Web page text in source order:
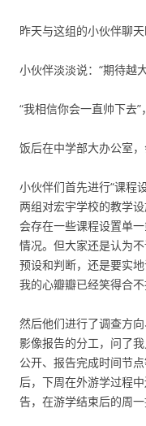
昨天与这组的小伙伴聊
小伙伴淡淡说：“期待越
“我相信你会一直帅下去”
饭后在中学部大办公室，
小伙伴们首先进行“课程
两组对宏宇学校的教学
会存在一些课程设置单
情况。但大家还是认为
预设和判断，还是要实地
我的心瓣瓣已经笑得合
然后他们进行了调查方
影像报告的分工，问了
公开、报告完成时间节
后，下周在外游学过程
告，在游学结束后的周一